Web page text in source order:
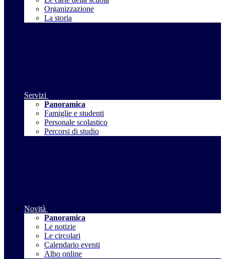
Organizzazione
La storia
Servizi
Panoramica
Famiglie e studenti
Personale scolastico
Percorsi di studio
Novità
Panoramica
Le notizie
Le circolari
Calendario eventi
Albo online